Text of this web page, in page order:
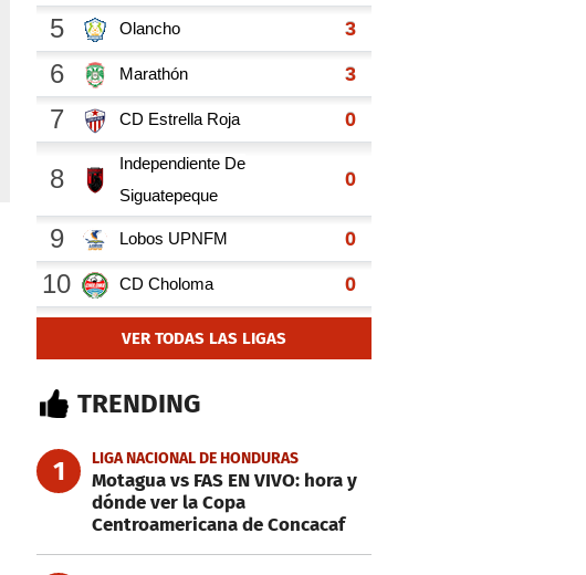
VER TODAS LAS LIGAS
TRENDING
1 LIGA NACIONAL DE HONDURAS
Motagua vs FAS EN VIVO: hora y
dónde ver la Copa
Centroamericana de Concacaf